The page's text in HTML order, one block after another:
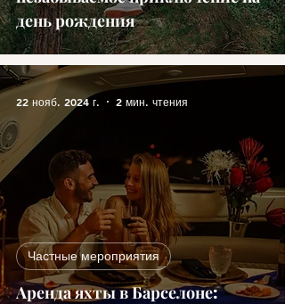
день рождения
Аренда яхты в Барселоне:
Частные мероприятия
22 нояб. 2024 г. 2 мин. чтения